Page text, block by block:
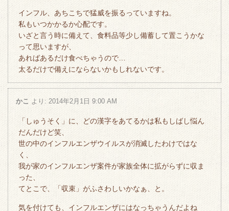
インフル、あちこちで猛威を振るっていますね。
私もいつかかるか心配です。
いざと言う時に備えて、食料品等少し備蓄して置こうかな
って思いますが、
あればあるだけ食べちゃうので…
太るだけで備えにならないかもしれないです。
かこ より: 2014年2月1日 9:00 AM
「しゅうそく」に、どの漢字をあてるかは私もしばし悩ん
だんだけど笑、
世の中のインフルエンザウイルスが消滅したわけではな
く、
我が家のインフルエンザ案件が家族全体に拡がらずに収ま
った、
てとこで、「収束」がふさわしいかなぁ、と。
気を付けても、インフルエンザにはなっちゃうんだよね